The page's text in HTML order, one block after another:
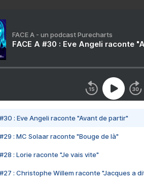
FACE A - un podcast Purecharts
FACE A #30 : Eve Angeli raconte
#30 : Eve Angeli raconte "Avant de partir"
#29 : MC Solaar raconte "Bouge de là"
#28 : Lorie raconte "Je vais vite"
#27 : Christophe Willem raconte "Jacques a